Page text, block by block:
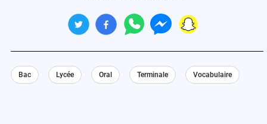
Bac Lycée Oral Terminale Vocabulaire